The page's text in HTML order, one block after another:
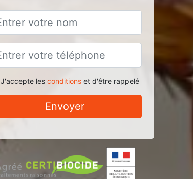
J'accepte les conditionset d'être rappelé
Envoyer